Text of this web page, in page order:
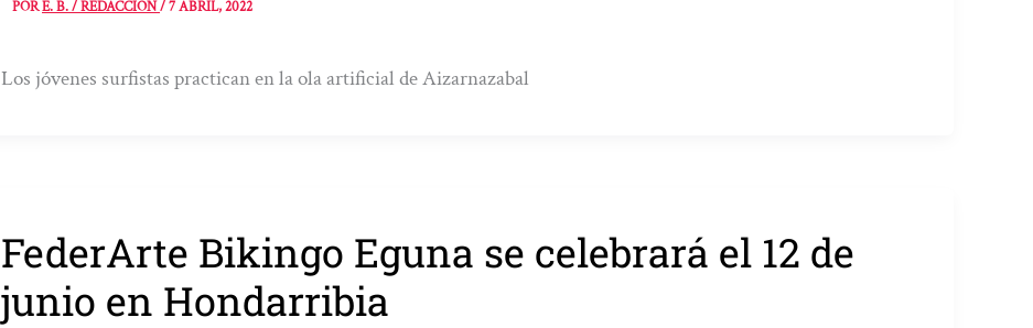
PORE. B. / REDACCIÓN/7 ABRIL, 2022
Los jóvenes surfistas practican en la ola artificial de Aizarnazabal
FederArte Bikingo Eguna se celebrará el 12 de
junio en Hondarribia